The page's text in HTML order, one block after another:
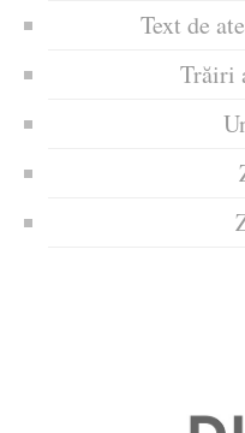
Text de
Trăiri